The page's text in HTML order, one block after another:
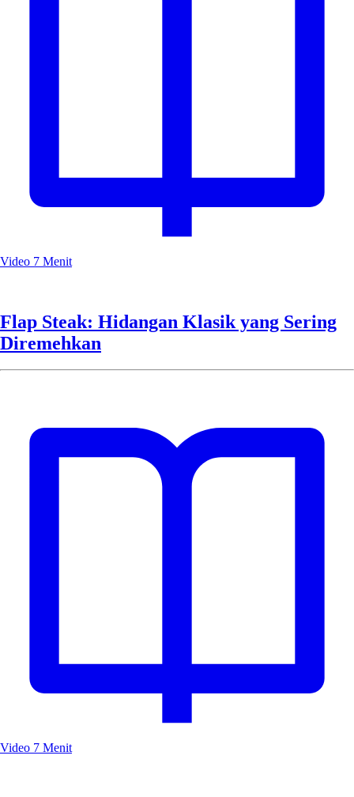
Video 7 Menit
Flap Steak: Hidangan Klasik yang Sering
Diremehkan
Video 7 Menit